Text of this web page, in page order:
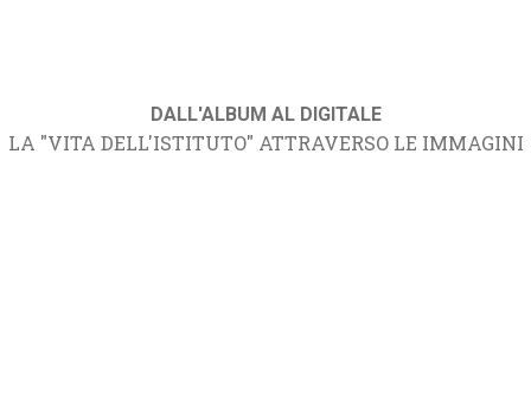
DALL'ALBUM AL DIGITALE
LA "VITA DELL'ISTITUTO" ATTRAVERSO LE IMMAGINI